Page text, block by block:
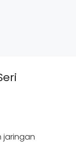
jaringan